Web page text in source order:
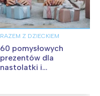
RAZEM Z DZIECKIEM
60 pomysłowych
prezentów dla
nastolatki i